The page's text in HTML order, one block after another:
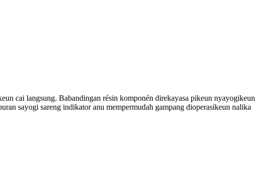
cai langsung. Babandingan résin komponén direkayasa pikeun nyayogikeun
sayogi sareng indikator anu mempermudah gampang dioperasikeun nalika